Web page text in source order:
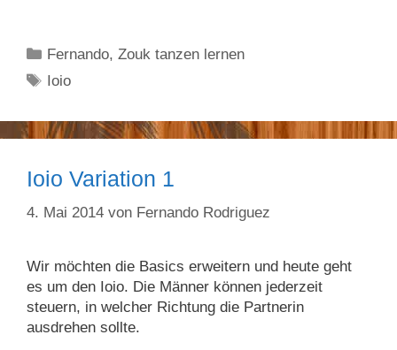
Kategorien
Fernando,Zouk tanzen lernen
Schlagwörter
Ioio
Ioio Variation 1
4. Mai 2014 von Fernando Rodriguez
Wir möchten die Basics erweitern und heute geht
es um den Ioio. Die Männer können jederzeit
steuern, in welcher Richtung die Partnerin
ausdrehen sollte.